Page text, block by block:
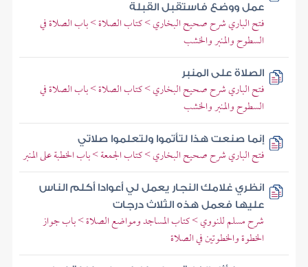
عمل ووضع فاستقبل القبلة
فتح الباري شرح صحيح البخاري > كتاب الصلاة > باب الصلاة في
السطوح والمنبر والخشب
الصلاة على المنبر
فتح الباري شرح صحيح البخاري > كتاب الصلاة > باب الصلاة في
السطوح والمنبر والخشب
إنما صنعت هذا لتأتموا ولتعلموا صلاتي
فتح الباري شرح صحيح البخاري > كتاب الجمعة > باب الخطبة على المنبر
انظري غلامك النجار يعمل لي أعوادا أكلم الناس
عليها فعمل هذه الثلاث درجات
شرح مسلم للنووي > كتاب المساجد ومواضع الصلاة > باب جواز
الخطوة والخطوتين في الصلاة